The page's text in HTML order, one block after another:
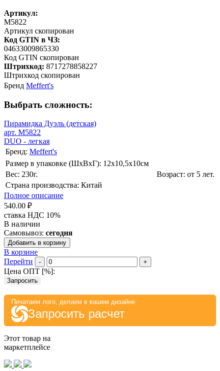
Артикул:
M5822
Артикул скопирован
Код GTIN в ЧЗ:
04633009865330
Код GTIN скопирован
Штрихкод: 8717278858227
Штрихкод скопирован
Бренд Meffert's
Выбрать сложность:
Пирамидка Дуэль (детская)
арт. M5822
DUO - легкая
Бренд: Meffert's
Размер в упаковке (ШхВxГ): 12х10,5х10cм
Вес: 230г.
Возраст: от 5 лет.
Страна производства: Китай
Полное описание
540.00 ₽
ставка НДС 10%
В наличии
Самовывоз: сегодня
Добавить в корзину
В корзине
Перейти
- +
Цена ОПТ [%]:
Запросить
Печатаем лого, делаем в вашем дизайне
Запросить расчет
Этот товар на
маркетплейсе